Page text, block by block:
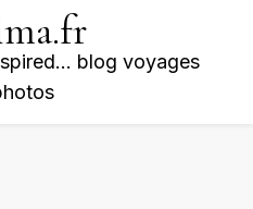
blog voyages